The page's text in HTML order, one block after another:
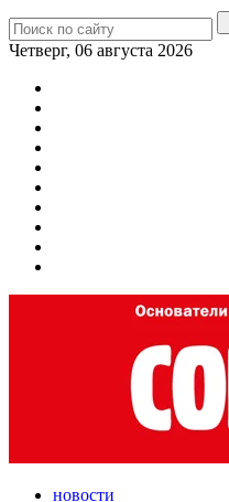
Четверг, 06 августа 2026
новости